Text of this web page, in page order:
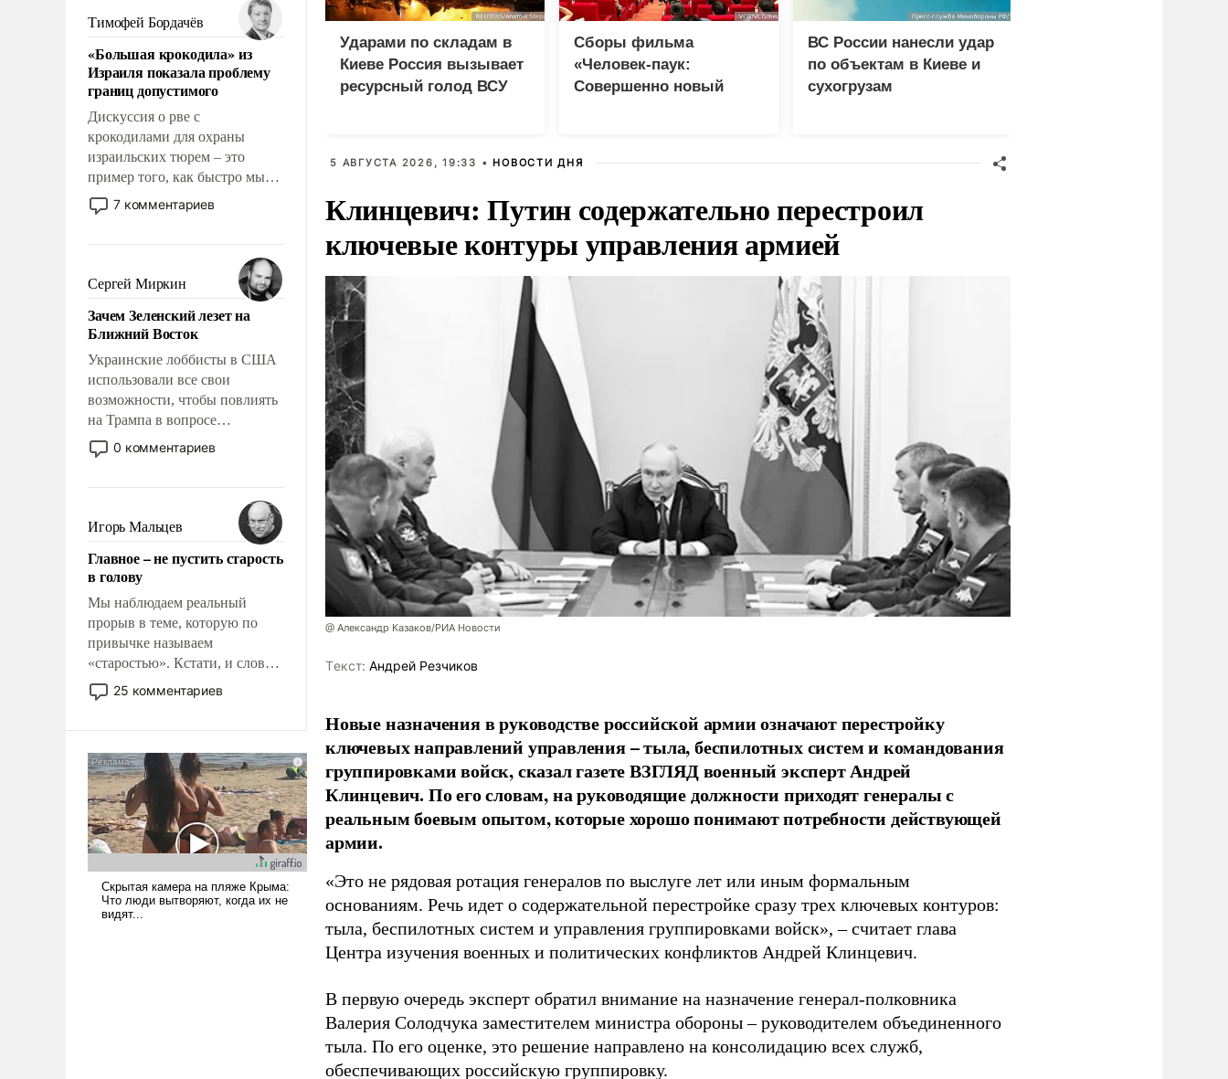
Тимофей Бордачёв
«Большая крокодила» из
Израиля показала проблему
границ допустимого
Дискуссия о рве с
крокодилами для охраны
израильских тюрем – это
пример того, как быстро мы
двигаемся по пути
революционных изменений.
псевдонаучной фантастики,
стало всерьез обсуждаемой
идеей.
7 комментариев
Сергей Миркин
Зачем Зеленский лезет на
Ближний Восток
Украинские лоббисты в США
использовали все свои
возможности, чтобы повлиять
на Трампа в вопросе
предоставления вооружений
своим нанимателям. Вероятно,
консультирует Киев, пришла в
голову мысль: хорошо бы
продемонстрировать, что
Украина вступила в
вооруженное противостояние
с Ираном.
0 комментариев
Игорь Мальцев
Главное – не пустить старость
в голову
Мы наблюдаем реальный
прорыв в теме, которую по
привычке называем
«старостью». Кстати, и слово-
то это уже стараются не
использовать – так же, как
что оно уже несет негативные
коннотации.
25 комментариев
Ударами по складам в
Киеве Россия вызывает
ресурсный голод ВСУ
Сборы фильма
«Человек-паук:
Совершенно новый
ВС России нанесли удар
по объектам в Киеве и
сухогрузам
5 АВГУСТА 2026, 19:33 • НОВОСТИ ДНЯ
Клинцевич: Путин содержательно перестроил
ключевые контуры управления армией
@ Александр Казаков/РИА Новости
Tекст: Андрей Резчиков
Новые назначения в руководстве российской армии означают перестройку
ключевых направлений управления – тыла, беспилотных систем и командования
группировками войск, сказал газете ВЗГЛЯД военный эксперт Андрей
Клинцевич. По его словам, на руководящие должности приходят генералы с
реальным боевым опытом, которые хорошо понимают потребности действующей
армии.
«Это не рядовая ротация генералов по выслуге лет или иным формальным
основаниям. Речь идет о содержательной перестройке сразу трех ключевых контуров:
тыла, беспилотных систем и управления группировками войск», – считает глава
Центра изучения военных и политических конфликтов Андрей Клинцевич.
В первую очередь эксперт обратил внимание на назначение генерал-полковника
Валерия Солодчука заместителем министра обороны – руководителем объединенного
тыла. По его оценке, это решение направлено на консолидацию всех служб,
обеспечивающих российскую группировку.